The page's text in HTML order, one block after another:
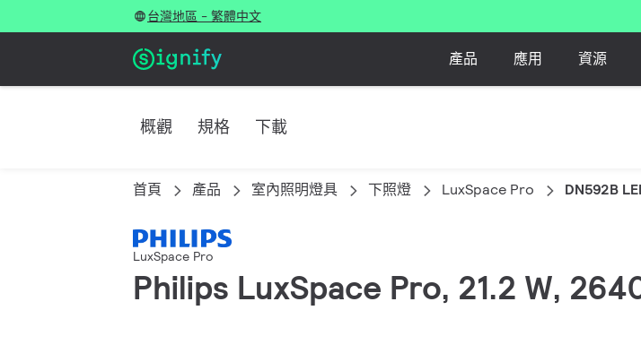
台灣地區 - 繁體中文
產品 應用 資源
概觀 規格 下載
首頁 產品 室內照明燈具 下照燈 LuxSpace Pro DN592B
LuxSpace Pro
Philips LuxSpace Pro, 21.2 W,